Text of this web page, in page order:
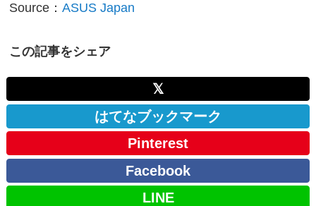
Source：ASUS Japan
この記事をシェア
𝕏
はてなブックマーク
Pinterest
Facebook
LINE